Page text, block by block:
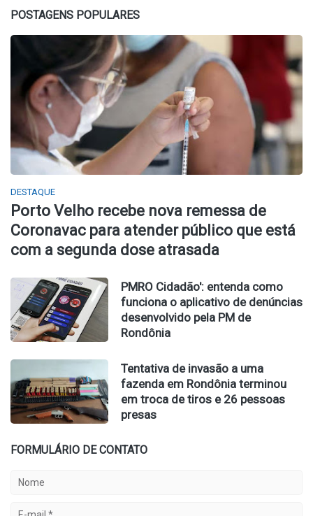
POSTAGENS POPULARES
DESTAQUE
Porto Velho recebe nova remessa de
Coronavac para atender público que está
com a segunda dose atrasada
PMRO Cidadão': entenda como
funciona o aplicativo de denúncias
desenvolvido pela PM de
Rondônia
Tentativa de invasão a uma
fazenda em Rondônia terminou
em troca de tiros e 26 pessoas
presas
FORMULÁRIO DE CONTATO